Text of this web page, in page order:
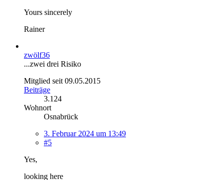
Yours sincerely
Rainer
zwölf36
...zwei drei Risiko
Mitglied seit 09.05.2015
Beiträge
3.124
Wohnort
Osnabrück
3. Februar 2024 um 13:49
#5
Yes,
looking here